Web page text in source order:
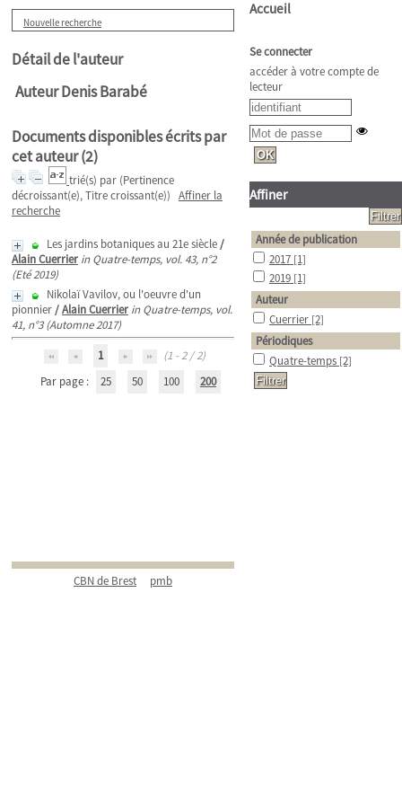
Nouvelle recherche
Détail de l'auteur
Auteur Denis Barabé
Documents disponibles écrits par
cet auteur (2)
trié(s) par (Pertinence
décroissant(e), Titre croissant(e)) Affiner la
recherche
Les jardins botaniques au 21e siècle/
Alain Cuerrier in Quatre-temps, vol. 43, n°2
(Eté 2019)
Nikolaï Vavilov, ou l'oeuvre d'un
pionnier/Alain Cuerrier in Quatre-temps, vol.
41, n°3 (Automne 2017)
1
(1 - 2 / 2)
Par page :
25 50 100 200
CBN de Brest pmb
Accueil
Se connecter
accéder à votre compte de
lecteur
Affiner
Année de publication
2017 [1]
2019 [1]
Auteur
Cuerrier [2]
Périodiques
Quatre-temps [2]